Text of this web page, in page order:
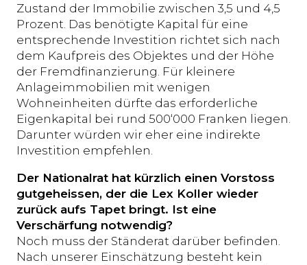
Zustand der Immobilie zwischen 3,5 und 4,5
Prozent. Das benötigte Kapital für eine
entsprechende Investition richtet sich nach
dem Kaufpreis des Objektes und der Höhe
der Fremdfinanzierung. Für kleinere
Anlageimmobilien mit wenigen
Wohneinheiten dürfte das erforderliche
Eigenkapital bei rund 500‘000 Franken liegen.
Darunter würden wir eher eine indirekte
Investition empfehlen.
Der Nationalrat hat kürzlich einen Vorstoss
gutgeheissen, der die Lex Koller wieder
zurück aufs Tapet bringt. Ist eine
Verschärfung notwendig?
Noch muss der Ständerat darüber befinden.
Nach unserer Einschätzung besteht kein